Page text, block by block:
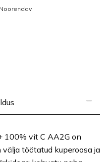
Noorendav
100% vit C AA2G on
töötatud kuperoosa ja